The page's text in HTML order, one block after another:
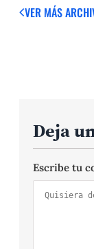
VER MÁS
Deja
Escribe tu